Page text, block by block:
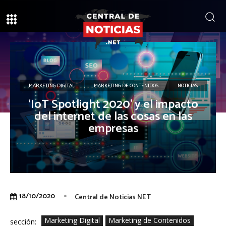
MARKETING DIGITAL MARKETING DE CONTENIDOS NOTICIAS
‘IoT Spotlight 2020’ y el impacto
del internet de las cosas en las
empresas
18/10/2020 Central de Noticias NET
sección: Marketing Digital
Marketing de Contenidos